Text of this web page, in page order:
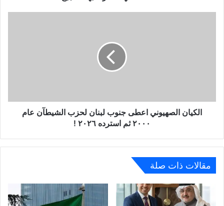
الكيان الصهيوني اعطى جنوب لبنان لحزب الشيطآن عام
٢٠٠٠ ثم استرده ٢٠٢٦ !
مقالات ذات صلة